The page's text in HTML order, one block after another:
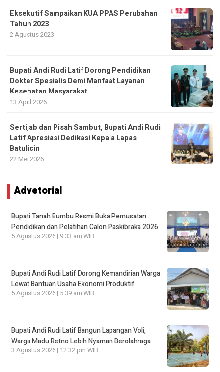
Eksekutif Sampaikan KUA PPAS Perubahan
Tahun 2023
2 Agustus 2023
Bupati Andi Rudi Latif Dorong Pendidikan
Dokter Spesialis Demi Manfaat Layanan
Kesehatan Masyarakat
13 April 2026
Sertijab dan Pisah Sambut, Bupati Andi Rudi
Latif Apresiasi Dedikasi Kepala Lapas
Batulicin
22 Mei 2026
Advetorial
Bupati Tanah Bumbu Resmi Buka Pemusatan
Pendidikan dan Pelatihan Calon Paskibraka 2026
5 Agustus 2026 | 9:33 am WIB
Bupati Andi Rudi Latif Dorong Kemandirian Warga
Lewat Bantuan Usaha Ekonomi Produktif
5 Agustus 2026 | 5:39 am WIB
Bupati Andi Rudi Latif Bangun Lapangan Voli,
Warga Madu Retno Lebih Nyaman Berolahraga
3 Agustus 2026 | 12:32 pm WIB